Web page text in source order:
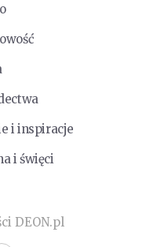
i inspiracje
i święci
DEON.pl